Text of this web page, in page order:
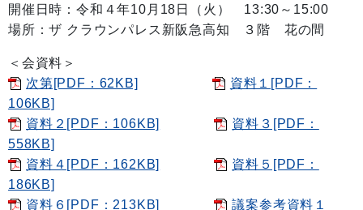
開催日時：令和４年10月18日（火） 13:30～15:00
場所：ザ クラウンパレス新阪急高知 ３階 花の間
＜会資料＞
次第[PDF：62KB]
資料１[PDF：
106KB]
資料２[PDF：106KB]
資料３[PDF：
558KB]
資料４[PDF：162KB]
資料５[PDF：
186KB]
資料６[PDF：213KB]
議案参考資料１